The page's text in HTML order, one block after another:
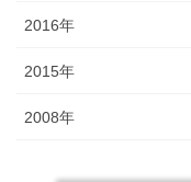
2016年
2015年
2008年